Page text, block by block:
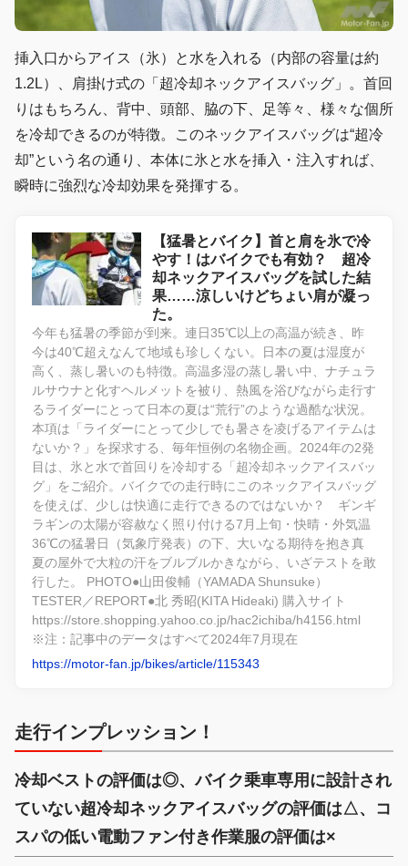
挿入口からアイス（氷）と水を入れる（内部の容量は約
1.2L）、肩掛け式の「超冷却ネックアイスバッグ」。首回
りはもちろん、背中、頭部、脇の下、足等々、様々な個所
を冷却できるのが特徴。このネックアイスバッグは“超冷
却”という名の通り、本体に氷と水を挿入・注入すれば、
瞬時に強烈な冷却効果を発揮する。
【猛暑とバイク】首と肩を氷で冷
やす！はバイクでも有効？ 超冷
却ネックアイスバッグを試した結
果……涼しいけどちょい肩が凝っ
た。
今年も猛暑の季節が到来。連日35℃以上の高温が続き、昨
今は40℃超えなんて地域も珍しくない。日本の夏は湿度が
高く、蒸し暑いのも特徴。高温多湿の蒸し暑い中、ナチュラ
ルサウナと化すヘルメットを被り、熱風を浴びながら走行す
るライダーにとって日本の夏は“荒行”のような過酷な状況。
本項は「ライダーにとって少しでも暑さを凌げるアイテムは
ないか？」を探求する、毎年恒例の名物企画。2024年の2発
目は、氷と水で首回りを冷却する「超冷却ネックアイスバッ
グ」をご紹介。バイクでの走行時にこのネックアイスバッグ
を使えば、少しは快適に走行できるのではないか？ ギンギ
ラギンの太陽が容赦なく照り付ける7月上旬・快晴・外気温
36℃の猛暑日（気象庁発表）の下、大いなる期待を抱き真
夏の屋外で大粒の汗をブルブルかきながら、いざテストを敢
行した。 PHOTO●山田俊輔（YAMADA Shunsuke）
TESTER／REPORT●北 秀昭(KITA Hideaki) 購入サイト
https://store.shopping.yahoo.co.jp/hac2ichiba/h4156.html
※注：記事中のデータはすべて2024年7月現在
https://motor-fan.jp/bikes/article/115343
走行インプレッション！
冷却ベストの評価は◎、バイク乗車専用に設計され
ていない超冷却ネックアイスバッグの評価は△、コ
スパの低い電動ファン付き作業服の評価は×